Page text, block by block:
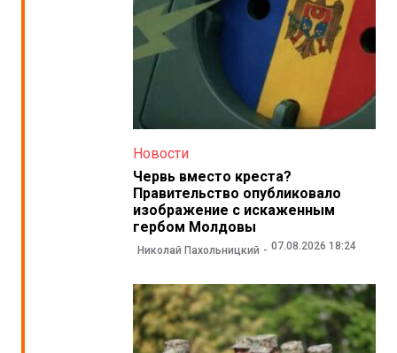
Новости
Червь вместо креста?
Правительство опубликовало
изображение с искаженным
гербом Молдовы
Николай Пахольницкий 07.08.2026 18:24